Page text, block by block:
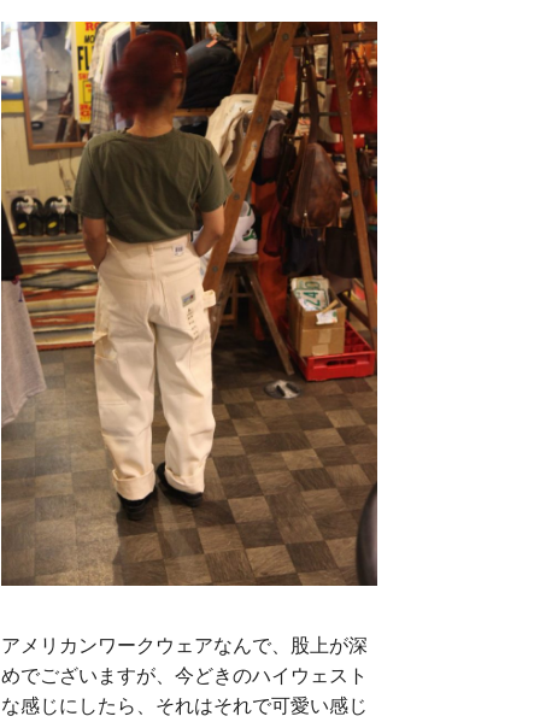
アメリカンワークウェアなんで、股上が深
めでございますが、今どきのハイウェスト
な感じにしたら、それはそれで可愛い感じ